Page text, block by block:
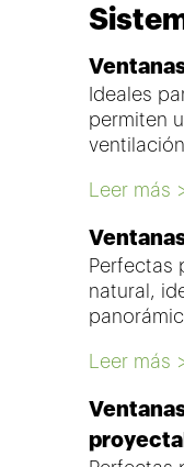
Ideales
permiten
Leer más
Perfectas
natural,
Leer más